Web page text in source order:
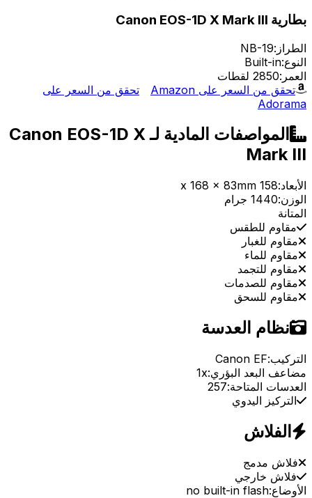
بطارية Canon EOS-1D X Mark III
الطراز:NB-19
النوع:Built-in
العمر:2850 لقطات
تحقق من السعر على Amazon
تحقق من السعر على
Adorama
المواصفات المادية لـ Canon EOS-1D X
Mark III
الأبعاد:158 x 168 x 83mm
الوزن:1440 جرام
المتانة
مقاوم للطقس
مقاوم للغبار
مقاوم للماء
مقاوم للتجمد
مقاوم للصدمات
مقاوم للسحق
نظام العدسة
التركيب:Canon EF
مضاعف البعد البؤري:1x
العدسات المتاحة:257
التركيز اليدوي
الفلاش
فلاش مدمج
فلاش خارجي
الأوضاع:no built-in flash